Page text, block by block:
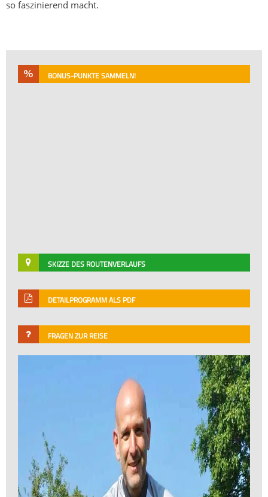
so faszinierend macht.
BONUS-PUNKTE SAMMELN!
SKIZZE DES ROUTENVERLAUFS
DETAILPROGRAMM ALS PDF
FRAGEN ZUR REISE